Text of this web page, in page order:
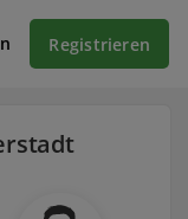
Registrieren